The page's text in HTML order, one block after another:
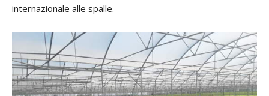
internazionale alle spalle.